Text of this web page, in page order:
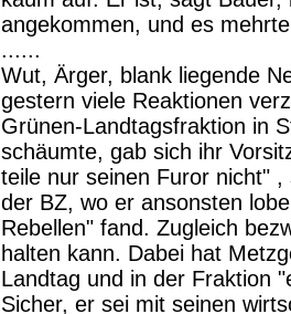
angekommen, und es
......
Wut, Ärger, blank liegende
gestern viele Reaktionen
Grünen-Landtagsfraktion in
schäumte, gab sich ihr
teile nur seinen Furor nicht"
der BZ, wo er ansonsten
Rebellen" fand. Zugleich
halten kann. Dabei hat
Landtag und in der Fraktion
Sicher, er sei mit seinen